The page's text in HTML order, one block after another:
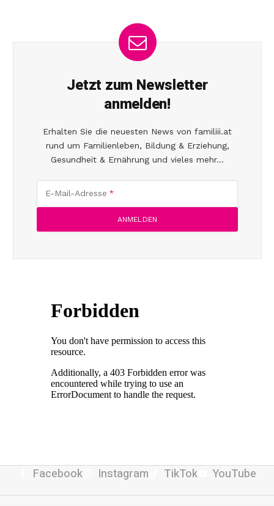
Jetzt zum Newsletter
anmelden!
Erhalten Sie die neuesten News von familiii.at
rund um Familienleben, Bildung & Erziehung,
Gesundheit & Ernährung und vieles mehr...
E-Mail-Adresse
Facebook Instagram TikTok YouTube